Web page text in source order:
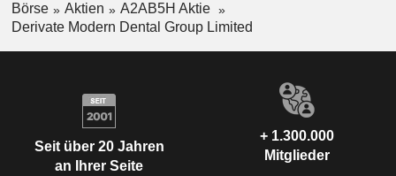
Börse Aktien
A2AB5H Aktie
Derivate Modern Dental Group Limited
Seit über 20 Jahren
an Ihrer Seite
+ 1.300.000
Mitglieder